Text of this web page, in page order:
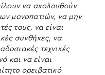
να ακολουθούν
μονοπατιών, να μην
τους, να είναι
συνθήκες, να
τεχνικές
και να είναι
ορειβατικό